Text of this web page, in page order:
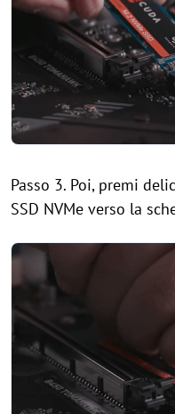
Passo 3. Poi, premi
SSD NVMe verso la